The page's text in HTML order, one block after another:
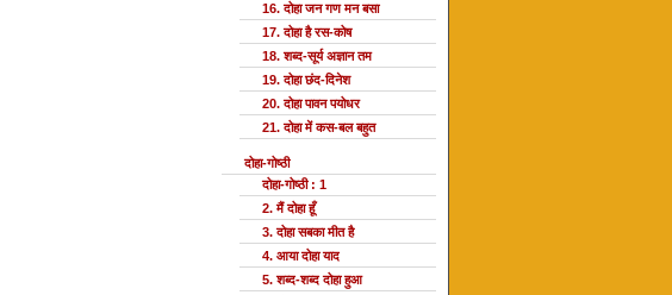
16. दोहा जन गण मन बसा
17. दोहा है रस-कोष
18. शब्द-सूर्य अज्ञान तम
19. दोहा छंद-दिनेश
20. दोहा पावन पयोधर
21. दोहा में कस-बल बहुत
दोहा-गोष्ठी
दोहा-गोष्ठी : 1
2. मैं दोहा हूँ
3. दोहा सबका मीत है
4. आया दोहा याद
5. शब्द-शब्द दोहा हुआ